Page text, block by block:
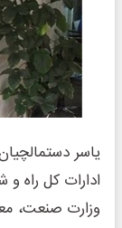
یاسر
ادارات کل راه
وزارت صنعت،